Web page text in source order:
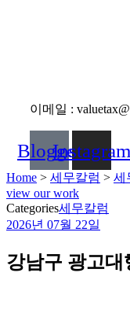
이메일 :
BloggerInstagram
Home > 세무칼럼 > 세
view our work
Categories세무칼럼
2026년 07월 22일
강남구 광고